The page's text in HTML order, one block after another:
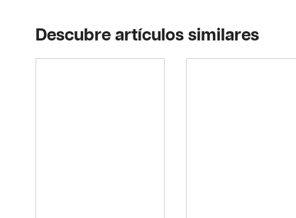
Descubre artículos similares